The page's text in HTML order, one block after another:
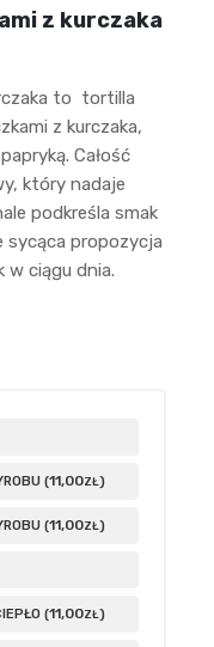
z kurczaka
to tortilla
z kurczaka,
Całość
który nadaje
podkreśla smak
sycąca propozycja
w ciągu dnia.
(11,00ZŁ)
(11,00ZŁ)
(11,00ZŁ)